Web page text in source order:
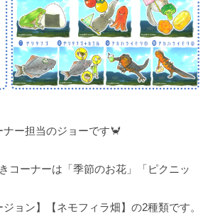
ー担当のジョーです🦀
コーナーは「季節のお花」「ピクニッ
ョン】【ネモフィラ畑】の2種類です。